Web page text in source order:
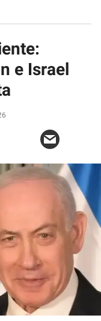
e Israel